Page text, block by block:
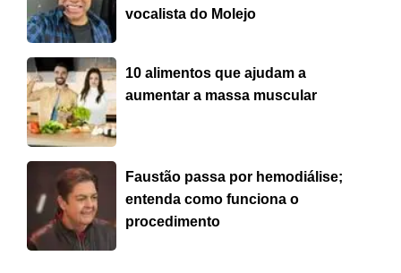
vocalista do Molejo
10 alimentos que ajudam a
aumentar a massa muscular
Faustão passa por hemodiálise;
entenda como funciona o
procedimento